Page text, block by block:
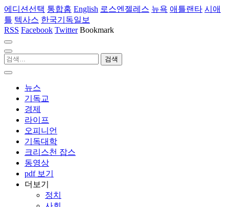
에디션선택 통합홈 English 로스엔젤레스 뉴욕 애틀랜타 시애
틀 텍사스 한국기독일보
RSS Facebook Twitter Bookmark
뉴스
기독교
경제
라이프
오피니언
기독대학
크리스천 잡스
동영상
pdf 보기
더보기
정치